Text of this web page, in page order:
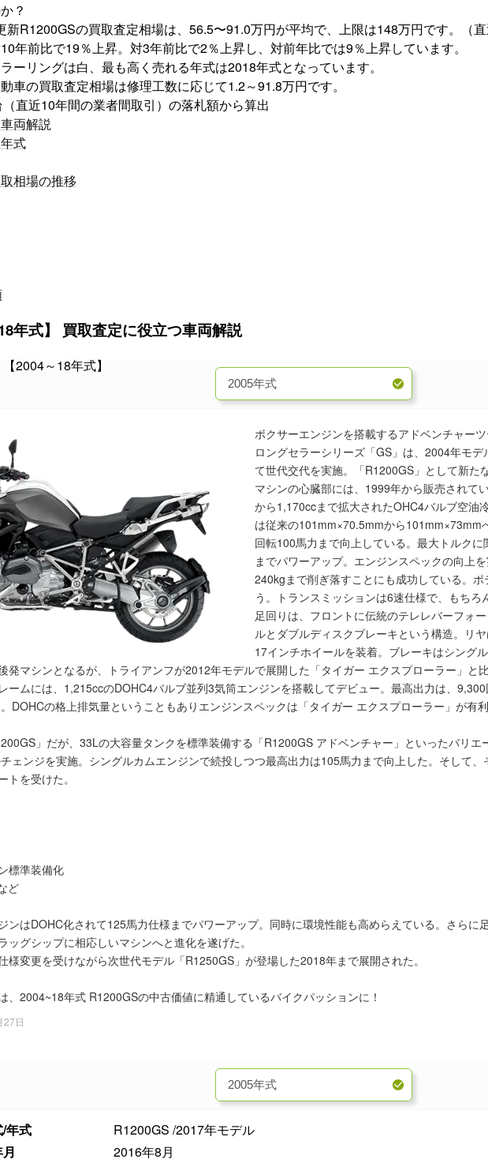
？
新R1200GSの買取査定相場は、 56.5〜91.0万円が平均で、上限は148万円です。（直
年前比で19％上昇。対3年前比で2％上昇し、対前年比では9％上昇しています。
ーリングは白、最も高く売れる年式は2018年式となっています。
車の買取査定相場は修理工数に応じて1.2～91.8万円です。
直近10年間の業者間取引）の落札額から算出
両解説
式
相場の推移
R1200GS 【2004～18年式】 買取査定に役立つ車両解説
2004～18年式】
ボクサーエンジンを搭載するアドベンチャー
ロングセラーシリーズ「GS」は、2004年モ
て世代交代を実施。「R1200GS」として新た
マシンの心臓部には、1999年から販売されて
から1,170ccまで拡大されたOHC4バルブ空油
は従来の101mm×70.5mmから
回転100馬力まで向上している。最大トルク
までパワーアップ。エンジンスペックの向上
240kgまで削ぎ落すことにも成功している。
う。トランスミッションは6速仕様で、もちろ
足回りは、フロントに伝統のテレレバーフォ
ルとダブルディスクブレーキという構造。リ
17インチホイールを装着。ブレーキはシングル
発マシンとなるが、トライアンフが2012年モデルで展開した「タイガー エクスプローラー」と
ームには、1,215ccのDOHC4バルブ並列3気筒エンジンを搭載してデビュー。最高出力は、
DOHCの格上排気量ということもありエンジンスペックは「タイガー エクスプローラー」が有
」だが、33Lの大容量タンクを標準装備する「R1200GS アドベンチャー」といったバリ
ェンジを実施。シングルカムエンジンで続投しつつ最高出力は105馬力まで向上した。そして
を受けた。
標準装備化
ど
ンはDOHC化されて125馬力仕様までパワーアップ。同時に環境性能も高めらえている。さらに
ッグシップに相応しいマシンへと進化を遂げた。
様変更を受けながら次世代モデル「R1250GS」が登場した2018年まで展開された。
、2004~18年式 R1200GSの中古価値に精通しているバイクパッションに！
27日
年式
R1200GS /2017年モデル
2016年8月